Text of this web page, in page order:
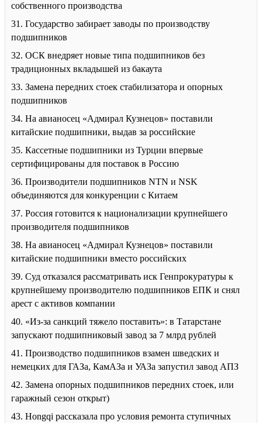
собственного производства
31. Государство забирает заводы по производству
подшипников
32. ОСК внедряет новые типа подшипников без
традиционных вкладышей из бакаута
33. Замена передних стоек стабилизатора и опорных
подшипников
34. На авианосец «Адмирал Кузнецов» поставили
китайские подшипники, выдав за российские
35. Кассетные подшипники из Турции впервые
сертифицированы для поставок в Россию
36. Производители подшипников NTN и NSK
объединяются для конкуренции с Китаем
37. Россия готовится к национализации крупнейшего
производителя подшипников
38. На авианосец «Адмирал Кузнецов» поставили
китайские подшипники вместо российских
39. Суд отказался рассматривать иск Генпрокуратуры к
крупнейшему производителю подшипников ЕПК и снял
арест с активов компании
40. «Из-за санкций тяжело поставить»: в Татарстане
запускают подшипниковый завод за 7 млрд рублей
41. Производство подшипников взамен шведских и
немецких для ГАЗа, КамАЗа и УАЗа запустил завод АПЗ
42. Замена опорных подшипников передних стоек, или
гаражный сезон открыт)
43. Hongqi рассказала про условия ремонта ступичных